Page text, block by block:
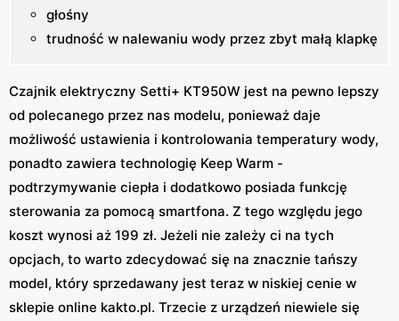
głośny
trudność w nalewaniu wody przez zbyt małą klapkę
Czajnik elektryczny Setti+ KT950W jest na pewno lepszy
od polecanego przez nas modelu, ponieważ daje
możliwość ustawienia i kontrolowania temperatury wody,
ponadto zawiera technologię Keep Warm -
podtrzymywanie ciepła i dodatkowo posiada funkcję
sterowania za pomocą smartfona. Z tego względu jego
koszt wynosi aż 199 zł. Jeżeli nie zależy ci na tych
opcjach, to warto zdecydować się na znacznie tańszy
model, który sprzedawany jest teraz w niskiej cenie w
sklepie online kakto.pl. Trzecie z urządzeń niewiele się